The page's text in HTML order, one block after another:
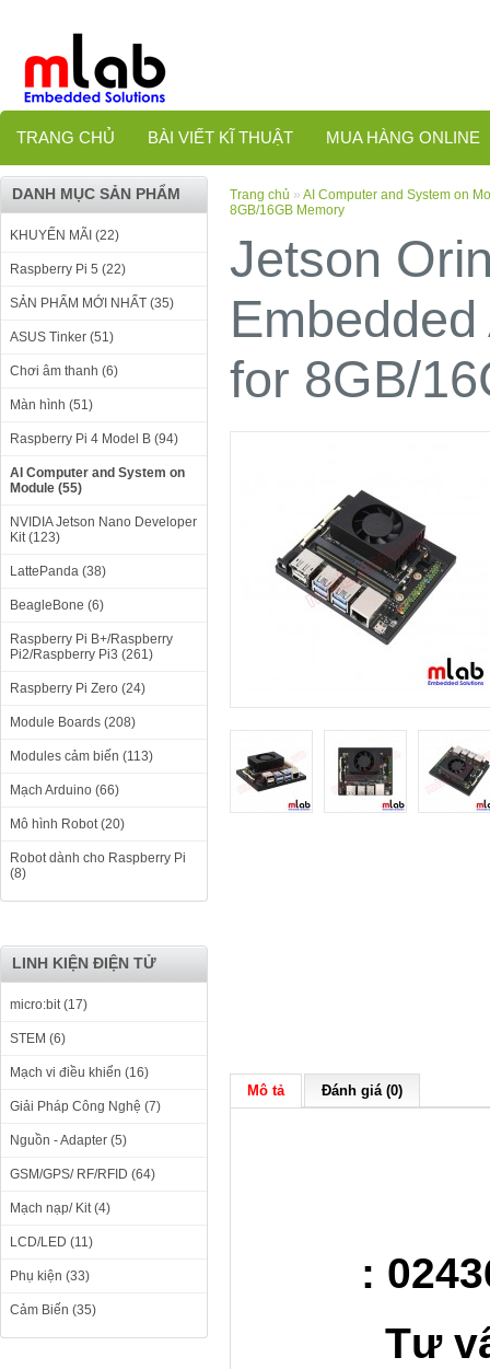
TRANG CHỦ BÀI VIẾT KĨ THUẬT MUA HÀNG ONLINE
DANH MỤC SẢN PHẨM
KHUYẾN MÃI (22)
Raspberry Pi 5 (22)
SẢN PHẨM MỚI NHẤT (35)
ASUS Tinker (51)
Chơi âm thanh (6)
Màn hình (51)
Raspberry Pi 4 Model B (94)
AI Computer and System on
Module (55)
NVIDIA Jetson Nano Developer
Kit (123)
LattePanda (38)
BeagleBone (6)
Raspberry Pi B+/Raspberry
Pi2/Raspberry Pi3 (261)
Raspberry Pi Zero (24)
Module Boards (208)
Modules cảm biến (113)
Mạch Arduino (66)
Mô hình Robot (20)
Robot dành cho Raspberry Pi
(8)
LINH KIỆN ĐIỆN TỬ
micro:bit (17)
STEM (6)
Mạch vi điều khiển (16)
Giải Pháp Công Nghệ (7)
Nguồn - Adapter (5)
GSM/GPS/ RF/RFID (64)
Mạch nạp/ Kit (4)
LCD/LED (11)
Phụ kiện (33)
Cảm Biến (35)
Trang chủ » AI Computer and System on
8GB/16GB Memory
Jetson
for 8GB/
Mô tả Đánh giá (0)
:
Tư